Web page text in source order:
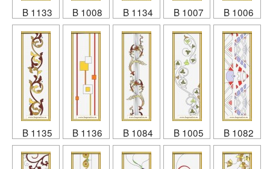
B 1133 B 1008 B 1134 B 1007 B 1006
B 1135 B 1136 B 1084 B 1005 B 1082